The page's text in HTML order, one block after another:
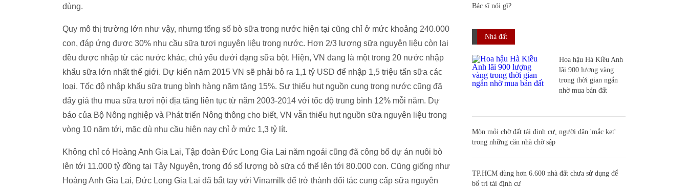
dùng.
Quy mô thị trường lớn như vậy, nhưng tổng số bò sữa trong nước hiện tại cũng chỉ ở mức khoảng 240.000
con, đáp ứng được 30% nhu cầu sữa tươi nguyên liệu trong nước. Hơn 2/3 lượng sữa nguyên liệu còn lại
đều được nhập từ các nước khác, chủ yếu dưới dạng sữa bột. Hiện, VN đang là một trong 20 nước nhập
khẩu sữa lớn nhất thế giới. Dự kiến năm 2015 VN sẽ phải bỏ ra 1,1 tỷ USD để nhập 1,5 triệu tấn sữa các
loại. Tốc độ nhập khẩu sữa trung bình hàng năm tăng 15%. Sự thiếu hụt nguồn cung trong nước cũng đã
đẩy giá thu mua sữa tươi nội địa tăng liên tục từ năm 2003-2014 với tốc độ trung bình 12% mỗi năm. Dự
báo của Bộ Nông nghiệp và Phát triển Nông thông cho biết, VN vẫn thiếu hụt nguồn sữa nguyên liệu trong
vòng 10 năm tới, mặc dù nhu cầu hiện nay chỉ ở mức 1,3 tỷ lít.
Không chỉ có Hoàng Anh Gia Lai, Tập đoàn Đức Long Gia Lai năm ngoái cũng đã công bố dự án nuôi bò
lên tới 11.000 tỷ đồng tại Tây Nguyên, trong đó số lượng bò sữa có thể lên tới 80.000 con. Cũng giống như
Hoàng Anh Gia Lai, Đức Long Gia Lai đã bắt tay với Vinamilk để trở thành đối tác cung cấp sữa nguyên
Bác sĩ nói gì?
Nhà đất
Hoa hậu Hà Kiều Anh
lãi 900 lượng vàng
trong thời gian ngắn
nhờ mua bán đất
Mòn mỏi chờ đất tái định cư, người dân 'mắc kẹt'
trong những căn nhà chờ sập
TP.HCM dùng hơn 6.600 nhà đất chưa sử dụng để
bố trí tái định cư